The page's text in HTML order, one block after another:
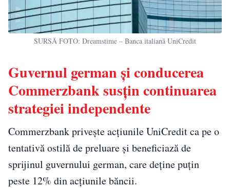
SURSĂ FOTO: Dreamstime – Banca italiană UniCredit
Guvernul german și conducerea
Commerzbank susțin continuarea
strategiei independente
Commerzbank privește acțiunile UniCredit ca pe o
tentativă ostilă de preluare și beneficiază de
sprijinul guvernului german, care deține puțin
peste 12% din acțiunile băncii.